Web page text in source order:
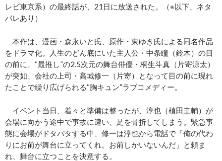
レビ東京系）の最終話が、21日に放送された。（※以下、ネタ
バレあり）
本作は、漫画・森永いと氏、原作・東ゆき氏による同名作品
をドラマ化。人生のどん底にいた主人公・中条瞳（鈴木）の目
の前に、“最推し”の2.5次元の舞台俳優・桐生斗真（片寄涼太）
が突如、会社の上司・高城修一（片寄）となって目の前に現れ
たことで繰り広げられる“胸キュン”ラブコメディー。
イベント当日、着々と準備は整ったが、淳也（植田圭輔）が
会場に向かう途中で事故に遭い、足を骨折してしまう。緊急事
態に会場がドタバタする中、修一は淳也から電話で「俺の代わ
りにお前が舞台に立ってくれ。お前しかいないんだ」と頼ま
れ、舞台に立つことを決意する。